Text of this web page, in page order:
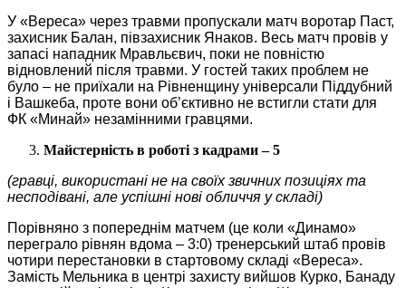
У «Вереса» через травми пропускали матч воротар Паст,
захисник Балан, півзахисник Янаков. Весь матч провів у
запасі нападник Мравльєвич, поки не повністю
відновлений після травми. У гостей таких проблем не
було – не приїхали на Рівненщину універсали Піддубний
і Вашкеба, проте вони об’єктивно не встигли стати для
ФК «Минай» незамінними гравцями.
Майстерність в роботі з кадрами – 5
(гравці, використані не на своїх звичних позиціях та
несподівані, але успішні нові обличчя у складі)
Порівняно з попереднім матчем (це коли «Динамо»
переграло рівнян вдома – 3:0) тренерський штаб провів
чотири перестановки в стартовому складі «Вереса».
Замість Мельника в центрі захисту вийшов Курко, Банаду